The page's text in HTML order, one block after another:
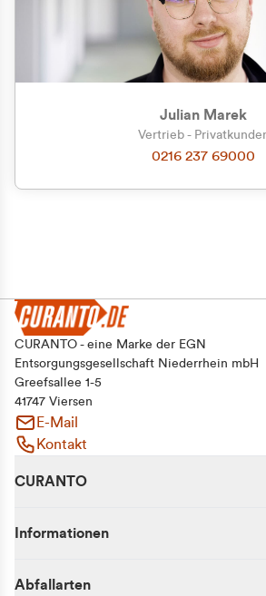
Geschäftskunde (exkl.
Julian Marek
Vertrieb -
0216 237 69000
CURANTO - eine Marke der EGN
Entsorgungsgesellschaft Niederrhein mbH
Greefsallee 1-5
41747 Viersen
E-Mail
Kontakt
CURANTO
Informationen
Abfallarten